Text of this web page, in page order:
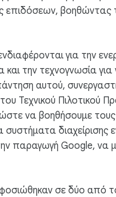
επιδόσεων, βοηθώντας
για την
και την τεχνογνωσία
αυτού,
Τεχνικού Πιλοτικού
να βοηθήσουμε
συστήματα
παραγωγή Google, να
σε δύο από